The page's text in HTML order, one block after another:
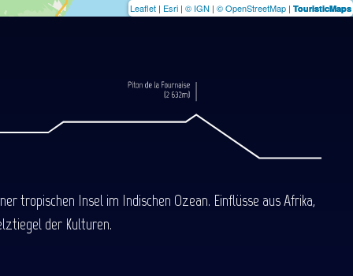
Leaflet | Esri | © IGN | © OpenStreetMap | TouristicMaps
tropischen Insel im Indischen Ozean. Einflüsse aus Afrika,
der Kulturen.